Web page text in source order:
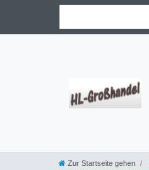
Zur Startseite gehen